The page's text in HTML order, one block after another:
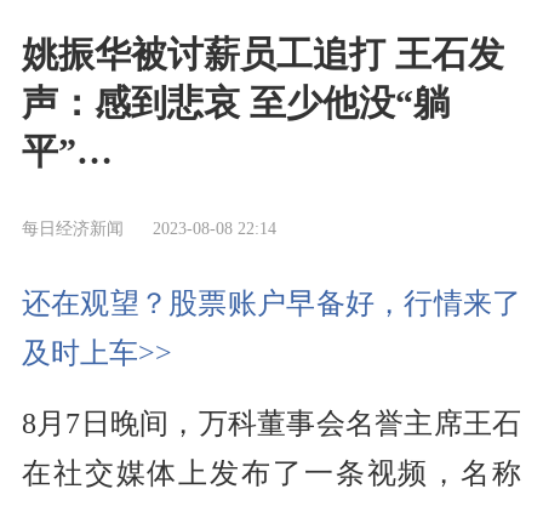
姚振华被讨薪员工追打 王石发
声：感到悲哀 至少他没“躺
平”…
每日经济新闻 2023-08-08 22:14
还在观望？股票账户早备好，行情来了
及时上车>>
8月7日晚间，万科董事会名誉主席王石
在社交媒体上发布了一条视频，名称